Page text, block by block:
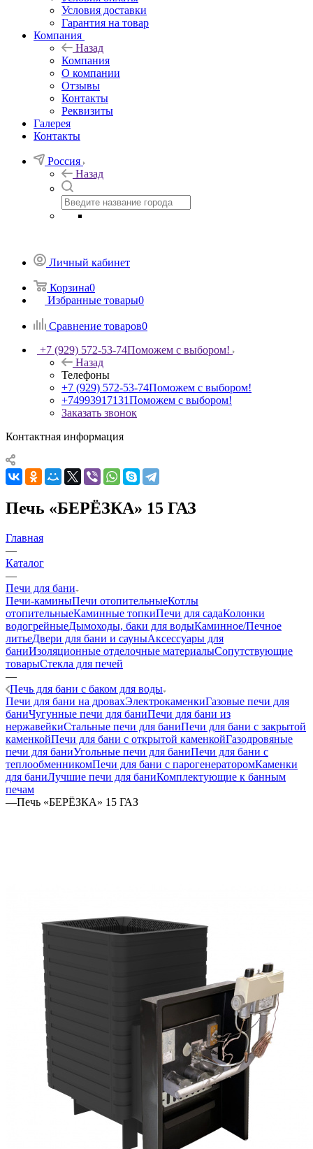
Условия доставки
Гарантия на товар
Компания
Назад
Компания
О компании
Отзывы
Контакты
Реквизиты
Галерея
Контакты
Россия
Назад
Личный кабинет
Корзина0
Избранные товары0
Сравнение товаров0
+7 (929) 572-53-74Поможем с выбором!
Назад
Телефоны
+7 (929) 572-53-74Поможем с выбором!
+74993917131Поможем с выбором!
Заказать звонок
Контактная информация
Печь «БЕРЁЗКА» 15 ГАЗ
Главная
—
Каталог
—
Печи для бани
Печи-каминыПечи отопительныеКотлы
отопительныеКаминные топкиПечи для садаКолонки
водогрейныеДымоходы, баки для водыКаминное/Печное
литьеДвери для бани и сауныАксессуары для
баниИзоляционные отделочные материалыСопутствующие
товарыСтекла для печей
—
Печь для бани с баком для воды
Печи для бани на дровахЭлектрокаменкиГазовые печи для
баниЧугунные печи для баниПечи для бани из
нержавейкиСтальные печи для баниПечи для бани с закрытой
каменкойПечи для бани с открытой каменкойГазодровяные
печи для баниУгольные печи для баниПечи для бани с
теплообменникомПечи для бани с парогенераторомКаменки
для баниЛучшие печи для баниКомплектующие к банным
печам
—Печь «БЕРЁЗКА» 15 ГАЗ